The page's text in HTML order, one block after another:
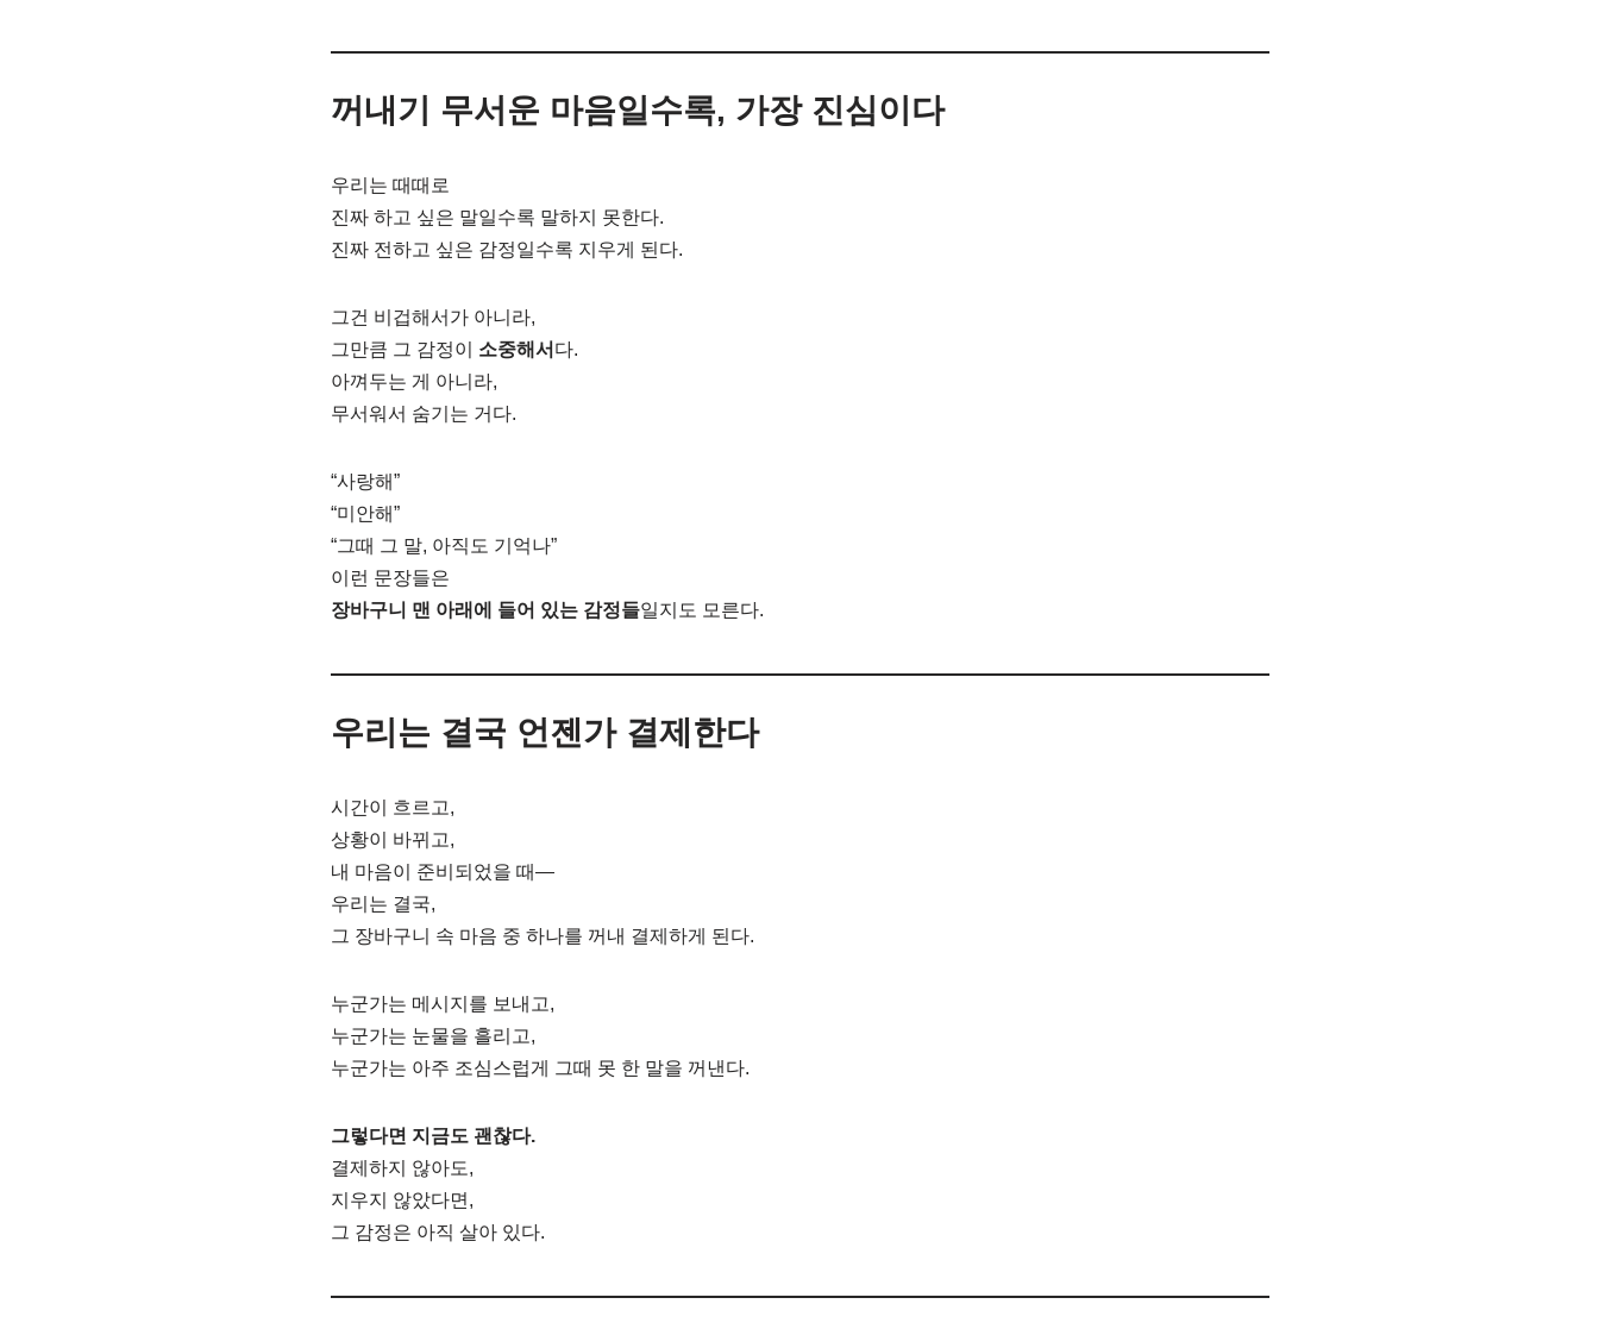
꺼내기 무서운 마음일수록, 가장 진심이다
우리는 때때로
진짜 하고 싶은 말일수록 말하지 못한다.
진짜 전하고 싶은 감정일수록 지우게 된다.
그건 비겁해서가 아니라,
그만큼 그 감정이 소중해서 다.
아껴두는 게 아니라,
무서워서 숨기는 거다.
“사랑해”
“미안해”
“그때 그 말, 아직도 기억나”
이런 문장들은
장바구니 맨 아래에 들어 있는 감정들일지도 모른다.
우리는 결국 언젠가 결제한다
시간이 흐르고,
상황이 바뀌고,
내 마음이 준비되었을 때—
우리는 결국,
그 장바구니 속 마음 중 하나를 꺼내 결제하게 된다.
누군가는 메시지를 보내고,
누군가는 눈물을 흘리고,
누군가는 아주 조심스럽게 그때 못 한 말을 꺼낸다.
그렇다면 지금도 괜찮다.
결제하지 않아도,
지우지 않았다면,
그 감정은 아직 살아 있다.